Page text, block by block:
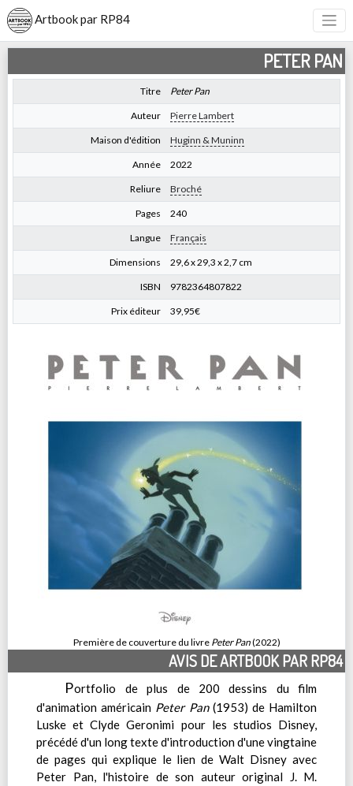
Artbook par RP84
PETER PAN
Titre Peter Pan
Auteur Pierre Lambert
Maison d'édition Huginn & Muninn
Année 2022
Reliure Broché
Pages 240
Langue Français
Dimensions ‎29,6 x 29,3 x 2,7 cm
ISBN 9782364807822
Prix éditeur 39,95€
Première de couverture du livre Peter Pan(2022)
AVIS DE ARTBOOK PAR RP84
Portfolio de plus de 200 dessins du film
d'animation américain Peter Pan(1953) de Hamilton
Luske et Clyde Geronimi pour les studios Disney,
précédé d'un long texte d'introduction d'une vingtaine
de pages qui explique le lien de Walt Disney avec
Peter Pan, l'histoire de son auteur original J. M.